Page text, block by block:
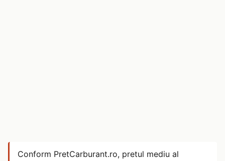
Conform PretCarburant.ro, pretul mediu al